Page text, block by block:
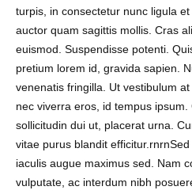
turpis, in consectetur nunc ligula
auctor quam sagittis mollis. Cras
euismod. Suspendisse potenti.
pretium lorem id, gravida sapien.
venenatis fringilla. Ut vestibulum
nec viverra eros, id tempus
sollicitudin dui ut, placerat urna.
vitae purus blandit
iaculis augue maximus sed. Nam
vulputate, ac interdum nibh